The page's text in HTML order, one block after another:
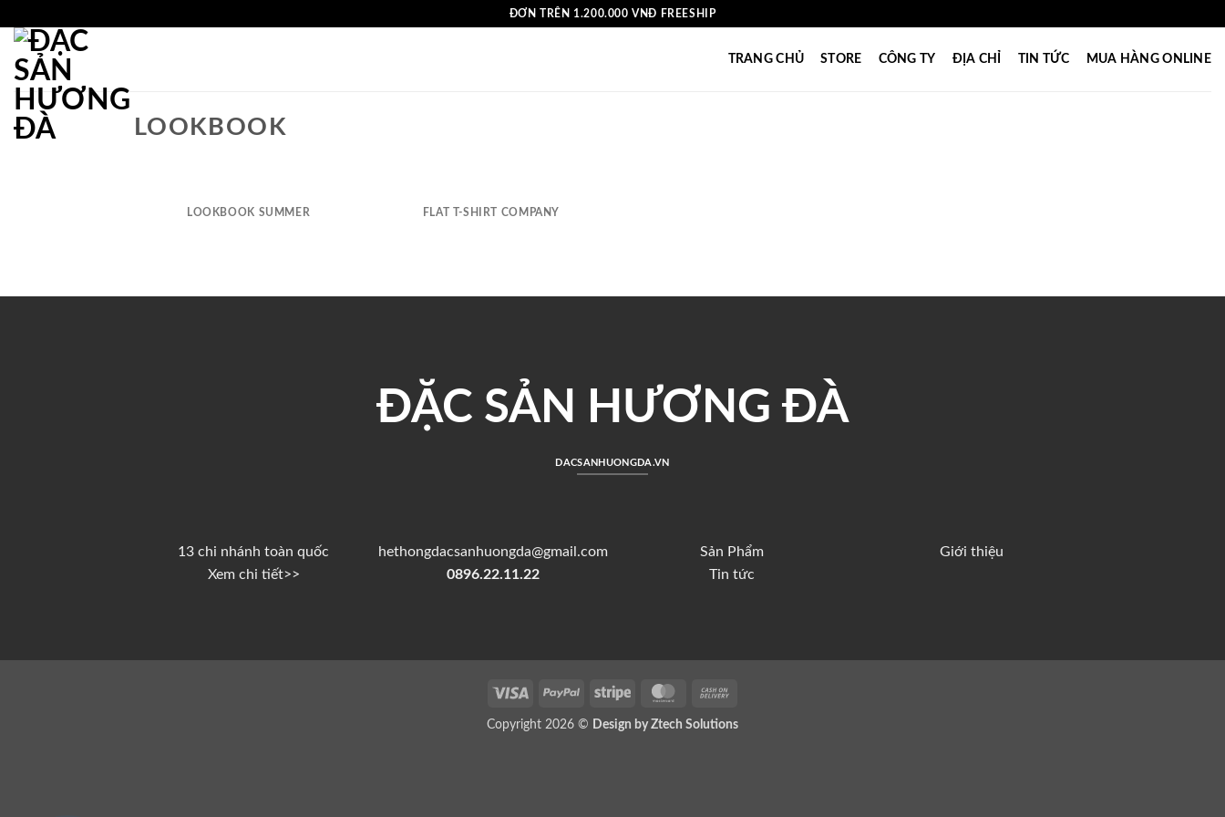
qua
nội
dung
ĐƠN TRÊN 1.200.000 VNĐ FREESHIP
TRANG CHỦ STORE CÔNG TY ĐỊA CHỈ TIN TỨC MUA HÀNG ONLINE
LOOKBOOK
LOOKBOOK SUMMER FLAT T-SHIRT COMPANY
ĐẶC SẢN HƯƠNG ĐÀ
DACSANHUONGDA.VN
13 chi nhánh toàn quốc
Xem chi tiết>>
hethongdacsanhuongda@gmail.com
0896.22.11.22
Sản Phẩm
Tin tức
Giới thiệu
Visa PayPal Stripe MasterCard
Delivery
Copyright 2026 © Design by Ztech Solutions